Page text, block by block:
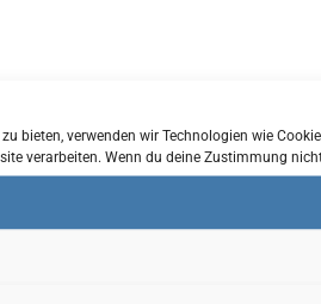
bieten, verwenden wir Technologien wie
verarbeiten. Wenn du deine Zustimmung